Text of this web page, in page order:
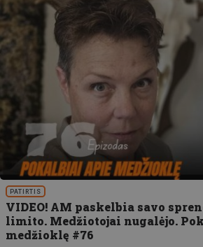
PATIRTIS
VIDEO! AM paskelbia savo
limito. Medžiotojai nugalėjo.
medžioklę #76